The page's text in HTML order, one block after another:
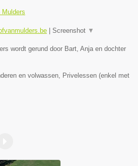
Mulders
Screenshot ▼
wordt gerund door Bart, Anja en dochter
en volwassen, Privelessen (enkel met